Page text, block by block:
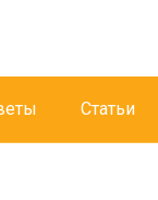
Статьи